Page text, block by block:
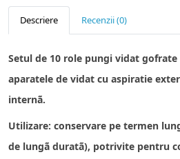
Descriere Recenzii (0)
Setul de 10 role pungi vidat
aparatele de vidat cu aspiratie
internã.
Utilizare: conservare pe termen
de lungã duratã), potrivite pentru